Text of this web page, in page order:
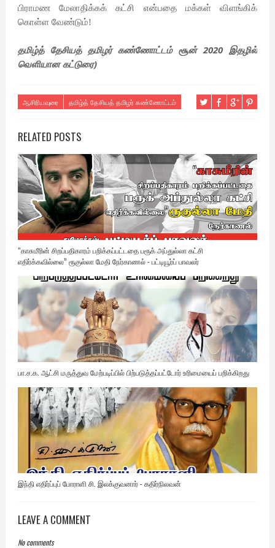
பிராமண மேலாதிக்கக் கட்சி என்பதை மக்கள் விளங்கிக்
கொள்ள வேண்டும்!
தமிழ்த் தேசியத் தமிழர் கண்ணோட்டம் சூன் 2020 இதழில்
வெளியான கட்டுரை)
ஆசிரியவுரை தமிழ்த் தேசியத் தமிழர் கண்ணோட்டம்
RELATED POSTS
“காசுமீரின் சிறப்பதிகாரம் பறிக்கப்பட்டதை பரூக் அப்துல்லா கட்சி
எதிர்க்கவில்லை” ரூகுல்லா மேதி நேர்காணல் - பட்டியூர்ப் பாவலர்
பா.ச.க. ஆட்சி மருத்துவ மேற்படிப்பில் பிற்படுத்தப்பட்டோர் உரிமையைப் பறிக்கிறது
இந்தி எதிர்ப்புப் போராளி சி. இலக்குவனார் - கதிர்நிலவன்
LEAVE A COMMENT
No comments